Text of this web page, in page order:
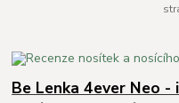
Be Lenka 4ever Neo